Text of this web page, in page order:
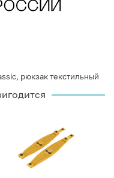
, рюкзак текстильный